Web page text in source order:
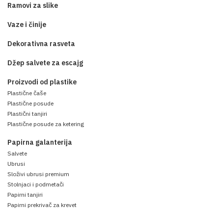
Ramovi za slike
Vaze i činije
Dekorativna rasveta
Džep salvete za escajg
Proizvodi od plastike
Plastične čaše
Plastične posude
Plastični tanjiri
Plastične posude za ketering
Papirna galanterija
Salvete
Ubrusi
Složivi ubrusi premium
Stolnjaci i podmetači
Papirni tanjiri
Papirni prekrivač za krevet